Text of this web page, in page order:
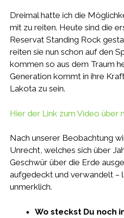
Dreimal hatte ich die
mit zu reiten. Heute sind die
Reservat Standing Rock
reiten sie nun schon auf den
kommen so aus dem Traum
Generation kommt in ihre
Lakota zu sein.
Hier der Link zum Video über
Nach unserer Beobachtung
Unrecht, welches sich über
Geschwür über die Erde
aufgedeckt und verwandelt –
unmerklich.
Wo steckst Du noch